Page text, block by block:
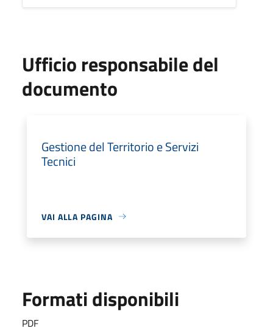
Ufficio responsabile del
documento
Gestione del Territorio e Servizi
Tecnici
VAI ALLA PAGINA
Formati disponibili
PDF